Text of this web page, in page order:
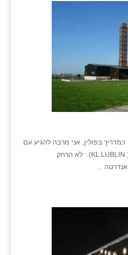
בפולין, אני מרבה להגיע עם
הקבוצות למחנה מיידנק ( KL LUBLIN). לא הרחק
...